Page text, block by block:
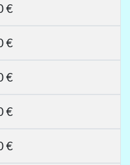
€
€
€
€
€